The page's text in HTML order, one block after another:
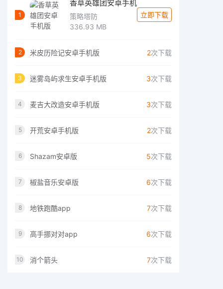
1
香草英雄团安卓手机
策略塔防
336.93 MB
立即下载
2 米皮历险记安卓手机版 2次下载
3 迷雾岛屿求生安卓手机版 3次下载
4 麦吉大改造安卓手机版 3次下载
5 开荒安卓手机版 2次下载
6 Shazam安卓版 5次下载
7 椒盐音乐安卓版 6次下载
8 地铁跑酷app 7次下载
9 高手挪对对app 6次下载
10 消个箭头 7次下载